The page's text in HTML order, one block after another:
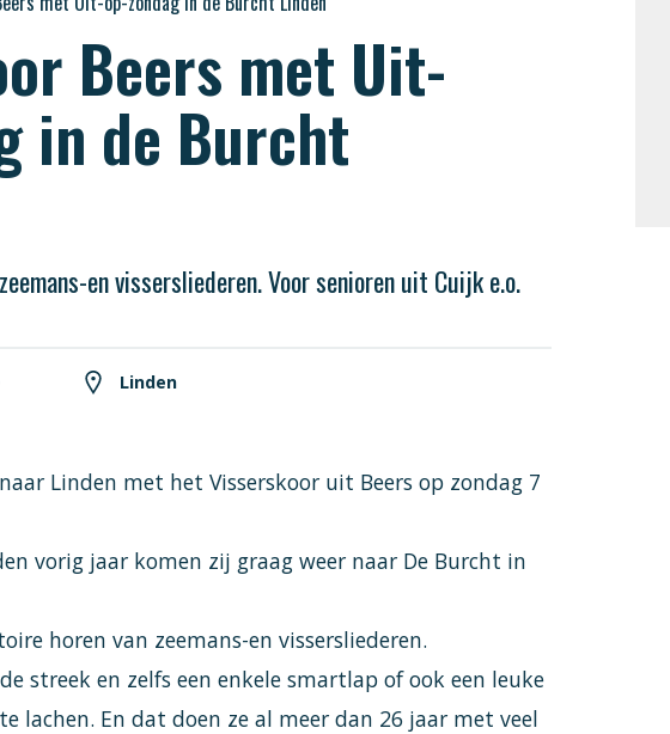
Beers met Uit-
in de Burcht
en vissersliederen. Voor senioren uit Cuijk e.o.
Linden
naar Linden met het Visserskoor uit Beers op zondag 7
vorig jaar komen zij graag weer naar De Burcht in
horen van zeemans-en vissersliederen.
streek en zelfs een enkele smartlap of ook een leuke
lachen. En dat doen ze al meer dan 26 jaar met veel